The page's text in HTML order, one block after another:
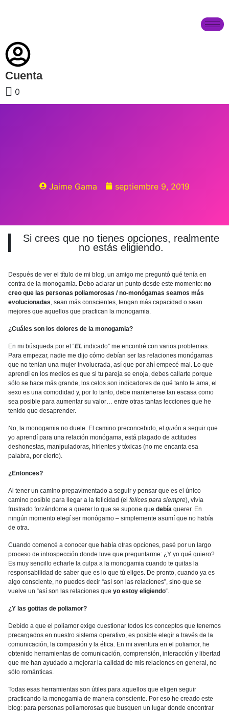
Cuenta
0
Jaime Gama septiembre 9, 2019
Si crees que no tienes opciones, realmente
no estás eligiendo.
Después de ver el título de mi blog, un amigo me preguntó qué tenía en
contra de la monogamia. Debo aclarar un punto desde este momento: no
creo que las personas poliamorosas / no-monógamas seamos más
evolucionadas, sean más conscientes, tengan más capacidad o sean
mejores que aquellos que practican la monogamia.
¿Cuáles son los dolores de la monogamia?
En mi búsqueda por el “EL indicado” me encontré con varios problemas.
Para empezar, nadie me dijo cómo debían ser las relaciones monógamas
que no tenían una mujer involucrada, así que por ahí empecé mal. Lo que
aprendí en los medios es que si tu pareja se enoja, debes callarte porque
sólo se hace más grande, los celos son indicadores de qué tanto te ama, el
sexo es una comodidad y, por lo tanto, debe mantenerse tan escasa como
sea posible para aumentar su valor… entre otras tantas lecciones que he
tenido que desaprender.
No, la monogamia no duele. El camino preconcebido, el guión a seguir que
yo aprendí para una relación monógama, está plagado de actitudes
deshonestas, manipuladoras, hirientes y tóxicas (no me encanta esa
palabra, por cierto).
¿Entonces?
Al tener un camino prepavimentado a seguir y pensar que es el único
camino posible para llegar a la felicidad (el felices para siempre), vivía
frustrado forzándome a querer lo que se supone que debía querer. En
ningún momento elegí ser monógamo – simplemente asumí que no había
de otra.
Cuando comencé a conocer que había otras opciones, pasé por un largo
proceso de introspección donde tuve que preguntarme: ¿Y yo qué quiero?
Es muy sencillo echarle la culpa a la monogamia cuando te quitas la
responsabilidad de saber que es lo que tú eliges. De pronto, cuando ya es
algo consciente, no puedes decir “así son las relaciones”, sino que se
vuelve un “así son las relaciones que yo estoy eligiendo“.
¿Y las gotitas de poliamor?
Debido a que el poliamor exige cuestionar todos los conceptos que tenemos
precargados en nuestro sistema operativo, es posible elegir a través de la
comunicación, la compasión y la ética. En mi aventura en el poliamor, he
obtenido herramientas de comunicación, comprensión, interacción y libertad
que me han ayudado a mejorar la calidad de mis relaciones en general, no
sólo románticas.
Todas esas herramientas son útiles para aquellos que eligen seguir
practicando la monogamia de manera consciente. Por eso he creado este
blog: para personas poliamorosas que busquen un lugar donde encontrar